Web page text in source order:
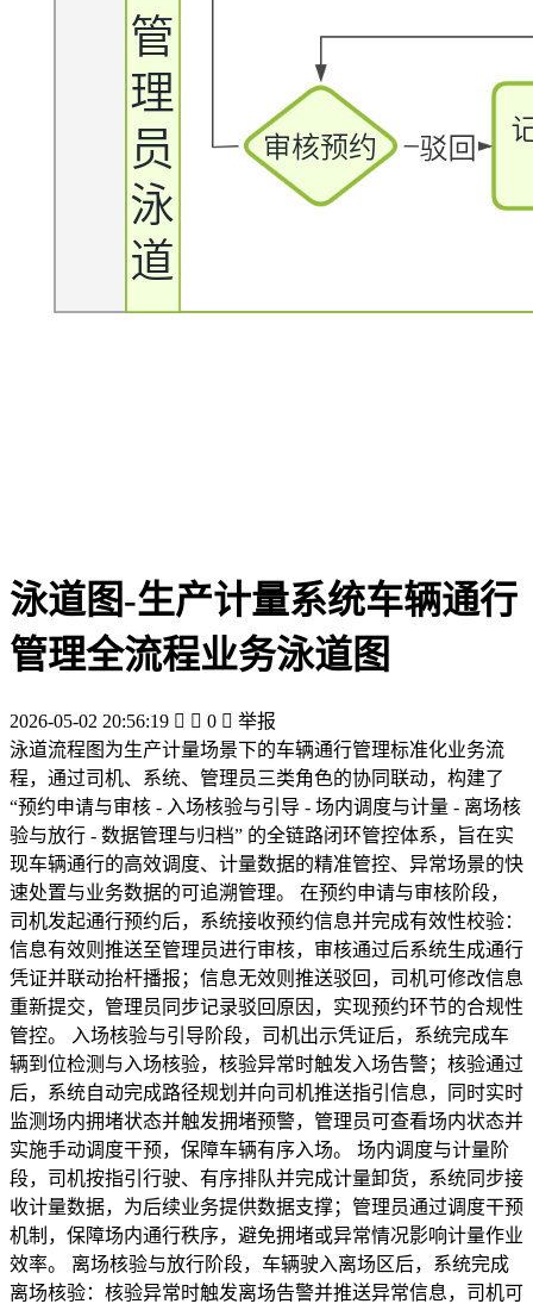
泳道图-生产计量系统车辆通行
管理全流程业务泳道图
2026-05-02 20:56:19   0  举报
泳道流程图为生产计量场景下的车辆通行管理标准化业务流
程，通过司机、系统、管理员三类角色的协同联动，构建了
“预约申请与审核 - 入场核验与引导 - 场内调度与计量 - 离场核
验与放行 - 数据管理与归档” 的全链路闭环管控体系，旨在实
现车辆通行的高效调度、计量数据的精准管控、异常场景的快
速处置与业务数据的可追溯管理。 在预约申请与审核阶段，
司机发起通行预约后，系统接收预约信息并完成有效性校验：
信息有效则推送至管理员进行审核，审核通过后系统生成通行
凭证并联动抬杆播报；信息无效则推送驳回，司机可修改信息
重新提交，管理员同步记录驳回原因，实现预约环节的合规性
管控。 入场核验与引导阶段，司机出示凭证后，系统完成车
辆到位检测与入场核验，核验异常时触发入场告警；核验通过
后，系统自动完成路径规划并向司机推送指引信息，同时实时
监测场内拥堵状态并触发拥堵预警，管理员可查看场内状态并
实施手动调度干预，保障车辆有序入场。 场内调度与计量阶
段，司机按指引行驶、有序排队并完成计量卸货，系统同步接
收计量数据，为后续业务提供数据支撑；管理员通过调度干预
机制，保障场内通行秩序，避免拥堵或异常情况影响计量作业
效率。 离场核验与放行阶段，车辆驶入离场区后，系统完成
离场核验：核验异常时触发离场告警并推送异常信息，司机可